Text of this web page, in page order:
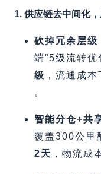
1. 供应链去中间化
砍掉冗余层级
端”5级流转优
级 ，流通成本
。
智能分仓+共
覆盖300公里
2天 ，物流成